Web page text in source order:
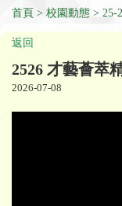
首頁 校園動態 25-
返回
2526 才藝薈萃
2026-07-08